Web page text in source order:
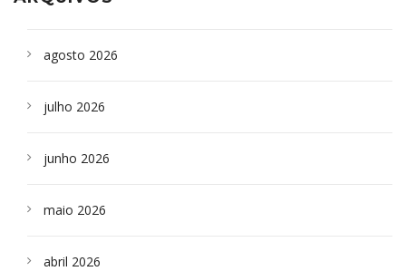
agosto 2026
julho 2026
junho 2026
maio 2026
abril 2026